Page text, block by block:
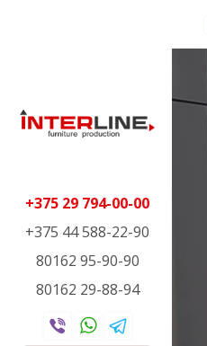
+375 29 794-00-00
+375 44 588-22-90
80162 95-90-90
80162 29-88-94